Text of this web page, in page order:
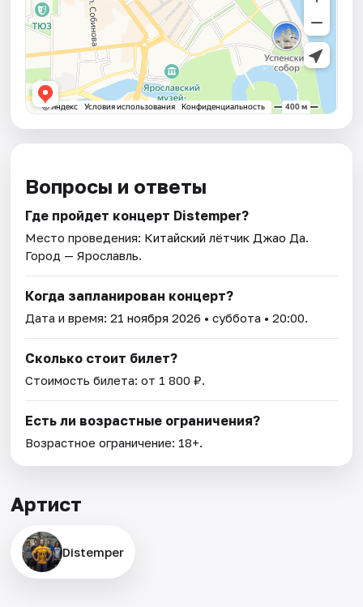
Вопросы и ответы
Где пройдет концерт Distemper?
Место проведения: Китайский лётчик Джао Да.
Город — Ярославль.
Когда запланирован концерт?
Дата и время:21 ноября 2026 • суббота • 20:00.
Сколько стоит билет?
Стоимость билета: от 1 800 ₽.
Есть ли возрастные ограничения?
Возрастное ограничение: 18+.
Артист
Distemper